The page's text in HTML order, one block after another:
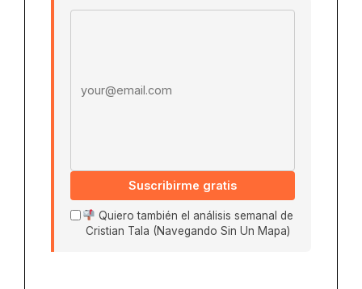
Suscribirme gratis
Quiero también el análisis semanal de
Cristian Tala (Navegando Sin Un Mapa)